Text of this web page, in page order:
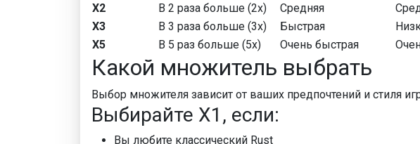
X2
В 2 раза больше (2x) Средняя
X3
В 3 раза больше (3x) Быстрая
X5
В 5 раз больше (5x) Очень быстрая
Какой множитель выбрать
Выбор множителя зависит от ваших предпочтений и стиля
Выбирайте X1, если:
Вы любите классический Rust